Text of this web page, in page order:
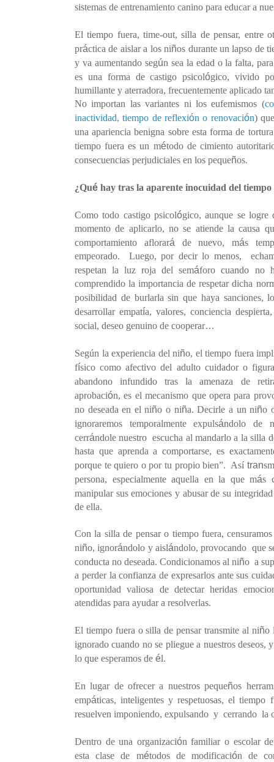
sistemas de entrenamiento canino para educar a
El tiempo fuera, time-out, silla de pensar, entre
práctica de aislar a los niños durante un lapso de
y va aumentando según sea la edad o la falta,
es una forma de castigo psicológico, vivido
humillante y aterradora, frecuentemente aplicado
No importan las variantes ni los eufemismos (
inactividad, tiempo de reflexión o renovación)
una apariencia benigna sobre esta forma de
tiempo fuera es un método de cimiento
consecuencias perjudiciales en los pequeños.
¿Qué hay tras la aparente inocuidad del
Como todo castigo psicológico, aunque se logre
momento de aplicarlo, no se atiende la causa
comportamiento afloraráde nuevo, más
empeorado.
Luego, por decir lo menos,
respetan la luz roja del semáforo cuando no
comprendido la importancia de respetar dicha
posibilidad de burlarla sin que haya sanciones,
desarrollar empatía, valores, conciencia
social, deseo genuino de cooperar…
Según la experiencia del niño, el tiempo fuera
físico como afectivo del adulto cuidador o
abandono infundido tras la amenaza de
aprobación, es el mecanismo que opera para
no deseada en el niño o niña. Decirle a un niño
ignoraremos temporalmente expulsándolode
cerrándole nuestro escucha al mandarlo a la silla
hasta que aprenda a comportarse, es
porque te quiero o por tu propio bien”. Así tran
persona, especialmente aquella en la que más
manipular sus emociones y abusar de su
de ella.
Con la silla de pensar o tiempo fuera,
niño, ignorándolo y aislándolo, provocando que
conducta no deseada. Condicionamos al niño a
a perder la confianza de expresarlos ante sus
oportunidad valiosa de detectar heridas
atendidas para ayudar a resolverlas.
El tiempo fuera o silla de pensar transmite al niño
ignorado cuando no se pliegue a nuestros deseos,
lo que esperamos de él.
En lugar de ofrecer a nuestros pequeños
empáticas, inteligentes y respetuosas, el tiempo
resuelven imponiendo, expulsando y cerrando la
Dentro de una organización familiar o escolar
esta clase de métodos de modificación de